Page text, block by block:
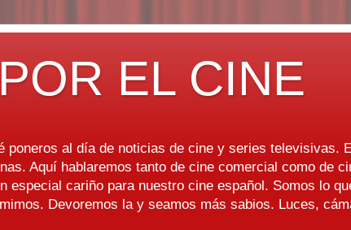
EL CINE
poneros al día de noticias de cine y series televisivas.
Aquí hablaremos tanto de cine comercial como de
especial cariño para nuestro cine español. Somos lo
Devoremos la y seamos más sabios. Luces,